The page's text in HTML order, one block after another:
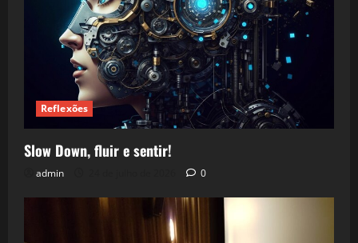
Reflexões
Slow Down, fluir e sentir!
admin 0